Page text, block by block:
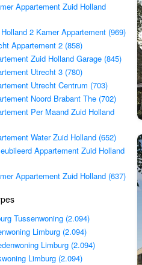
Appartement Zuid Holland
2 Kamer Appartement (969)
Appartement 2 (858)
Zuid Holland Garage (845)
Utrecht 3 (780)
Utrecht Centrum (703)
Noord Brabant The (702)
Per Maand Zuid Holland
Water Zuid Holland (652)
Appartement Zuid Holland
Appartement Zuid Holland (637)
Tussenwoning (2.094)
Limburg (2.094)
Limburg (2.094)
Limburg (2.094)